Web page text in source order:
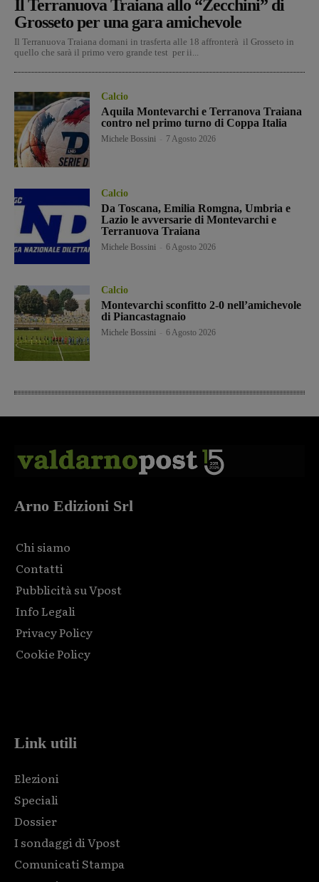
Il Terranuova Traiana allo “Zecchini” di
Grosseto per una gara amichevole
Il Terranuova Traiana domani in trasferta alle 18 affronterà il Grosseto in
quello che sarà il primo vero grande test per ii...
Calcio
Aquila Montevarchi e Terranova Traiana
contro nel primo turno di Coppa Italia
Michele Bossini 7 Agosto 2026
Calcio
Da Toscana, Emilia Romgna, Umbria e
Lazio le avversarie di Montevarchi e
Terranuova Traiana
Michele Bossini 6 Agosto 2026
Calcio
Montevarchi sconfitto 2-0 nell’amichevole
di Piancastagnaio
Michele Bossini 6 Agosto 2026
Arno Edizioni Srl
Chi siamo
Contatti
Pubblicità su Vpost
Info Legali
Privacy Policy
Cookie Policy
Link utili
Elezioni
Speciali
Dossier
I sondaggi di Vpost
Comunicati Stampa